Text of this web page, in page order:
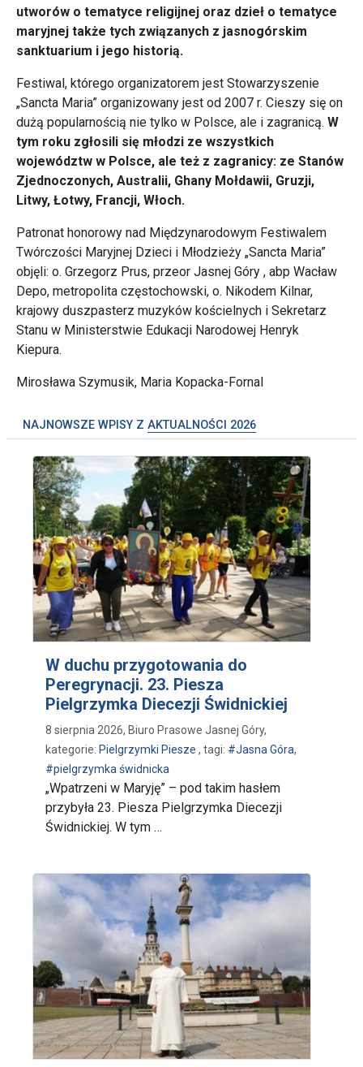
utworów o tematyce religijnej oraz dzieł o tematyce
maryjnej także tych związanych z jasnogórskim
sanktuarium i jego historią.
Festiwal, którego organizatorem jest Stowarzyszenie
„Sancta Maria” organizowany jest od 2007 r. Cieszy się on
dużą popularnością nie tylko w Polsce, ale i zagranicą. W
tym roku zgłosili się młodzi ze wszystkich
województw w Polsce, ale też z zagranicy: ze Stanów
Zjednoczonych, Australii, Ghany Mołdawii, Gruzji,
Litwy, Łotwy, Francji, Włoch.
Patronat honorowy nad Międzynarodowym Festiwalem
Twórczości Maryjnej Dzieci i Młodzieży „Sancta Maria”
objęli: o. Grzegorz Prus, przeor Jasnej Góry , abp Wacław
Depo, metropolita częstochowski, o. Nikodem Kilnar,
krajowy duszpasterz muzyków kościelnych i Sekretarz
Stanu w Ministerstwie Edukacji Narodowej Henryk
Kiepura.
Mirosława Szymusik, Maria Kopacka-Fornal
NAJNOWSZE WPISY Z AKTUALNOŚCI 2026
W duchu przygotowania do
Peregrynacji. 23. Piesza
Pielgrzymka Diecezji Świdnickiej
8 sierpnia 2026, Biuro Prasowe Jasnej Góry,
kategorie: Pielgrzymki Piesze , tagi: #Jasna Góra,
#pielgrzymka świdnicka
„Wpatrzeni w Maryję” – pod takim hasłem
przybyła 23. Piesza Pielgrzymka Diecezji
Świdnickiej. W tym …